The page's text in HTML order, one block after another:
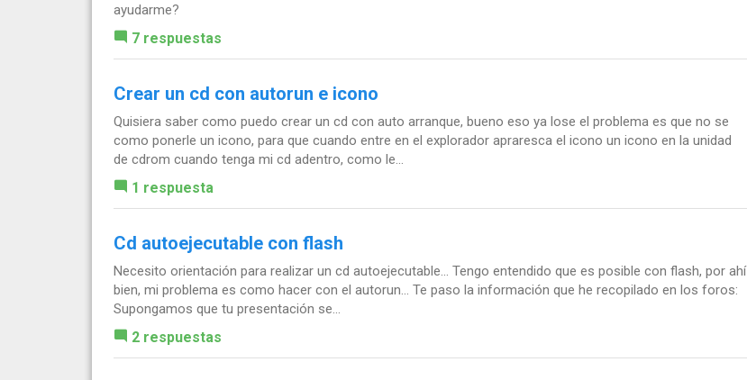
ayudarme?
7 respuestas
Crear un cd con autorun e icono
Quisiera saber como puedo crear un cd con auto arranque, bueno eso ya lose el problema es que no se
como ponerle un icono, para que cuando entre en el explorador apraresca el icono un icono en la unidad
de cdrom cuando tenga mi cd adentro, como le...
1 respuesta
Cd autoejecutable con flash
Necesito orientación para realizar un cd autoejecutable... Tengo entendido que es posible con flash, por ahí
bien, mi problema es como hacer con el autorun... Te paso la información que he recopilado en los foros:
Supongamos que tu presentación se...
2 respuestas